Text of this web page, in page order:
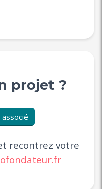
projet ?
recontrez votre